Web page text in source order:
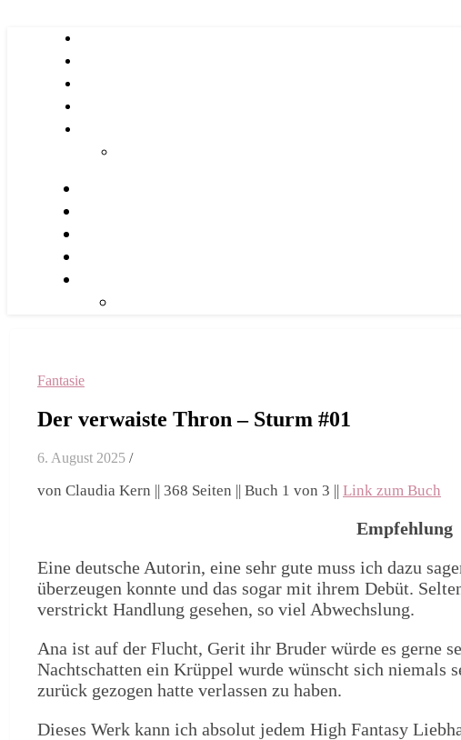
Fantasie
Der verwaiste Thron – Sturm #01
6. August 2025 /
von Claudia Kern || 368 Seiten || Buch 1 von 3 || Link zum Buch
Empfehlung
Eine deutsche Autorin, eine sehr gute muss ich dazu
überzeugen konnte und das sogar mit ihrem Debüt.
verstrickt Handlung gesehen, so viel Abwechslung.
Ana ist auf der Flucht, Gerit ihr Bruder würde es gerne
Nachtschatten ein Krüppel wurde wünscht sich niemals
zurück gezogen hatte verlassen zu haben.
Dieses Werk kann ich absolut jedem High Fantasy